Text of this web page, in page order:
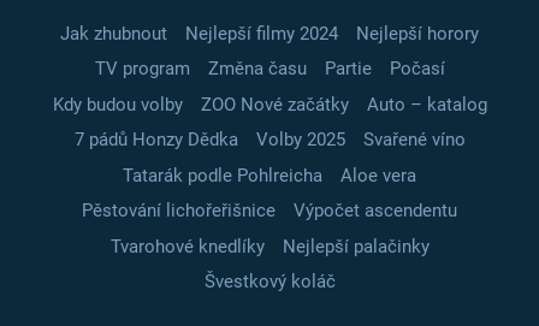
Jak zhubnout Nejlepší filmy 2024
Nejlepší horory
TV program
Změna času Partie
Počasí
Kdy budou volby
ZOO Nové začátky
Auto – katalog
7 pádů Honzy Dědka
Volby 2025
Svařené víno
Tatarák podle Pohlreicha
Aloe vera
Pěstování lichořeřišnice
Výpočet ascendentu
Tvarohové knedlíky
Nejlepší palačinky
Švestkový koláč